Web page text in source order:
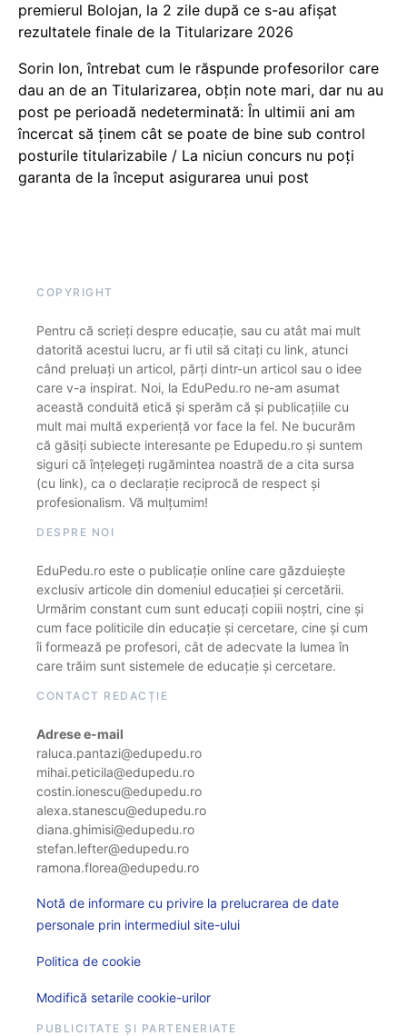
premierul Bolojan, la 2 zile după ce s-au afișat
rezultatele finale de la Titularizare 2026
Sorin Ion, întrebat cum le răspunde profesorilor care
dau an de an Titularizarea, obțin note mari, dar nu au
post pe perioadă nedeterminată: În ultimii ani am
încercat să ținem cât se poate de bine sub control
posturile titularizabile / La niciun concurs nu poți
garanta de la început asigurarea unui post
COPYRIGHT
Pentru că scrieți despre educație, sau cu atât mai mult
datorită acestui lucru, ar fi util să citați cu link, atunci
când preluați un articol, părți dintr-un articol sau o idee
care v-a inspirat. Noi, la EduPedu.ro ne-am asumat
această conduită etică și sperăm că și publicațiile cu
mult mai multă experiență vor face la fel. Ne bucurăm
că găsiți subiecte interesante pe Edupedu.ro și suntem
siguri că înțelegeți rugămintea noastră de a cita sursa
(cu link), ca o declarație reciprocă de respect și
profesionalism. Vă mulțumim!
DESPRE NOI
EduPedu.ro este o publicație online care găzduiește
exclusiv articole din domeniul educației și cercetării.
Urmărim constant cum sunt educați copiii noștri, cine și
cum face politicile din educație și cercetare, cine și cum
îi formează pe profesori, cât de adecvate la lumea în
care trăim sunt sistemele de educație și cercetare.
CONTACT REDACȚIE
Adrese e-mail
raluca.pantazi@edupedu.ro
mihai.peticila@edupedu.ro
costin.ionescu@edupedu.ro
alexa.stanescu@edupedu.ro
diana.ghimisi@edupedu.ro
stefan.lefter@edupedu.ro
ramona.florea@edupedu.ro
Notă de informare cu privire la prelucrarea de date
personale prin intermediul site-ului
Politica de cookie
Modifică setarile cookie-urilor
PUBLICITATE ȘI PARTENERIATE